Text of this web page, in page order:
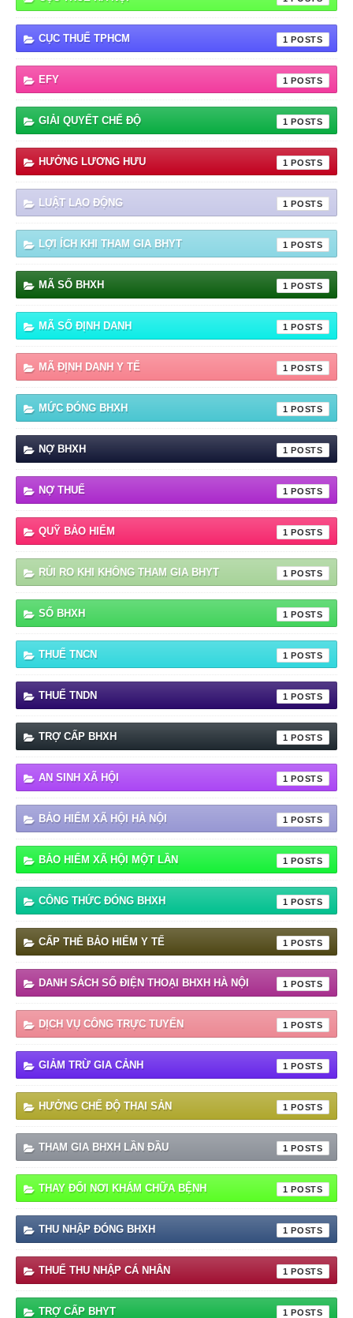
CỤC THUẾ TPHCM 1
EFY 1
GIẢI QUYẾT CHẾ ĐỘ 1
HƯỞNG LƯƠNG HƯU 1
LUẬT LAO ĐỘNG 1
LỢI ÍCH KHI THAM GIA BHYT 1
MÃ SỐ BHXH 1
MÃ SỐ ĐỊNH DANH 1
MÃ ĐỊNH DANH Y TẾ 1
MỨC ĐÓNG BHXH 1
NỢ BHXH 1
NỢ THUẾ 1
QUỸ BẢO HIỂM 1
RỦI RO KHI KHÔNG THAM GIA BHYT 1
SỔ BHXH 1
THUẾ TNCN 1
THUẾ TNDN 1
TRỢ CẤP BHXH 1
AN SINH XÃ HỘI 1
BẢO HIỂM XÃ HỘI HÀ NỘI 1
BẢO HIỂM XÃ HỘI MỘT LẦN 1
CÔNG THỨC ĐÓNG BHXH 1
CẤP THẺ BẢO HIỂM Y TẾ 1
DANH SÁCH SỐ ĐIỆN THOẠI BHXH HÀ NỘI 1
DỊCH VỤ CÔNG TRỰC TUYẾN 1
GIẢM TRỪ GIA CẢNH 1
HƯỞNG CHẾ ĐỘ THAI SẢN 1
THAM GIA BHXH LẦN ĐẦU 1
THAY ĐỔI NƠI KHÁM CHỮA BỆNH 1
THU NHẬP ĐÓNG BHXH 1
THUẾ THU NHẬP CÁ NHÂN 1
TRỢ CẤP BHYT 1